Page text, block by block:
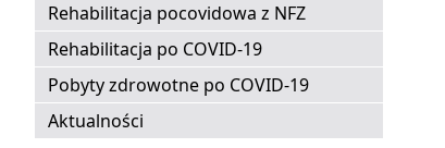
Rehabilitacja pocovidowa z NFZ
Rehabilitacja po COVID-19
Pobyty zdrowotne po COVID-19
Aktualności